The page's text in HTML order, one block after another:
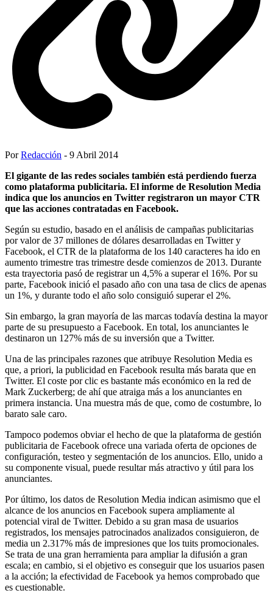
PorRedacción - 9 Abril 2014
El gigante de las redes sociales también está perdiendo fuerza
como plataforma publicitaria. El informe de Resolution Media
indica que los anuncios en Twitter registraron un mayor CTR
que las acciones contratadas en Facebook.
Según su estudio, basado en el análisis de campañas publicitarias
por valor de 37 millones de dólares desarrolladas en Twitter y
Facebook, el CTR de la plataforma de los 140 caracteres ha ido en
aumento trimestre tras trimestre desde comienzos de 2013. Durante
esta trayectoria pasó de registrar un 4,5% a superar el 16%. Por su
parte, Facebook inició el pasado año con una tasa de clics de apenas
un 1%, y durante todo el año solo consiguió superar el 2%.
Sin embargo, la gran mayoría de las marcas todavía destina la mayor
parte de su presupuesto a Facebook. En total, los anunciantes le
destinaron un 127% más de su inversión que a Twitter.
Una de las principales razones que atribuye Resolution Media es
que, a priori, la publicidad en Facebook resulta más barata que en
Twitter. El coste por clic es bastante más económico en la red de
Mark Zuckerberg; de ahí que atraiga más a los anunciantes en
primera instancia. Una muestra más de que, como de costumbre, lo
barato sale caro.
Tampoco podemos obviar el hecho de que la plataforma de gestión
publicitaria de Facebook ofrece una variada oferta de opciones de
configuración, testeo y segmentación de los anuncios. Ello, unido a
su componente visual, puede resultar más atractivo y útil para los
anunciantes.
Por último, los datos de Resolution Media indican asimismo que el
alcance de los anuncios en Facebook supera ampliamente al
potencial viral de Twitter. Debido a su gran masa de usuarios
registrados, los mensajes patrocinados analizados consiguieron, de
media un 2.317% más de impresiones que los tuits promocionales.
Se trata de una gran herramienta para ampliar la difusión a gran
escala; en cambio, si el objetivo es conseguir que los usuarios pasen
a la acción; la efectividad de Facebook ya hemos comprobado que
es cuestionable.